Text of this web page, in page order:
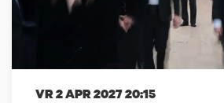
VR 2 APR 202720:15